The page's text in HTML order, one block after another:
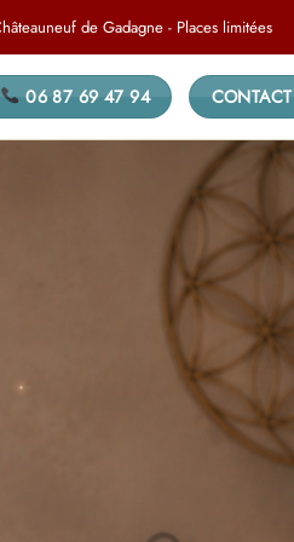
de Gadagne - Places limitées
06 87 69 47 94 CONTACT